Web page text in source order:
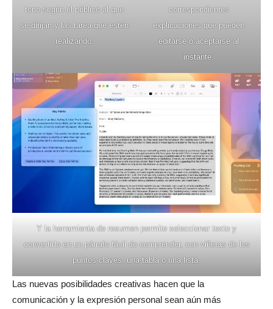
tono según el público al que
se dirijan y las tarea que estén
realizando.
correspondientes
explicaciones que pueden
editarse o aceptarse al
instante.
Y la herramienta de resumen permite seleccionar texto y
convertirlo en un párrafo fácil de comprender, con viñetas de los
puntos claves, una tabla o una lista.
Las nuevas posibilidades creativas hacen que la
comunicación y la expresión personal sean aún más